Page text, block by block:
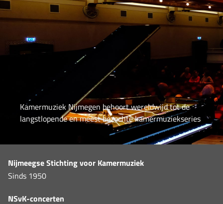
Kamermuziek Nijmegen behoort wereldwijd tot de
langstlopende en meest bezochte kamermuziekseries
Nijmeegse Stichting voor Kamermuziek
Sinds 1950
NSvK-concerten